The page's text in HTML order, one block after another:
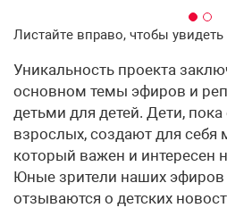
Листайте вправо, чтобы
Уникальность проекта
основном темы эфиров и
детьми для детей. Дети,
взрослых, создают для себя
который важен и интересен
Юные зрители наших
отзываются о детских